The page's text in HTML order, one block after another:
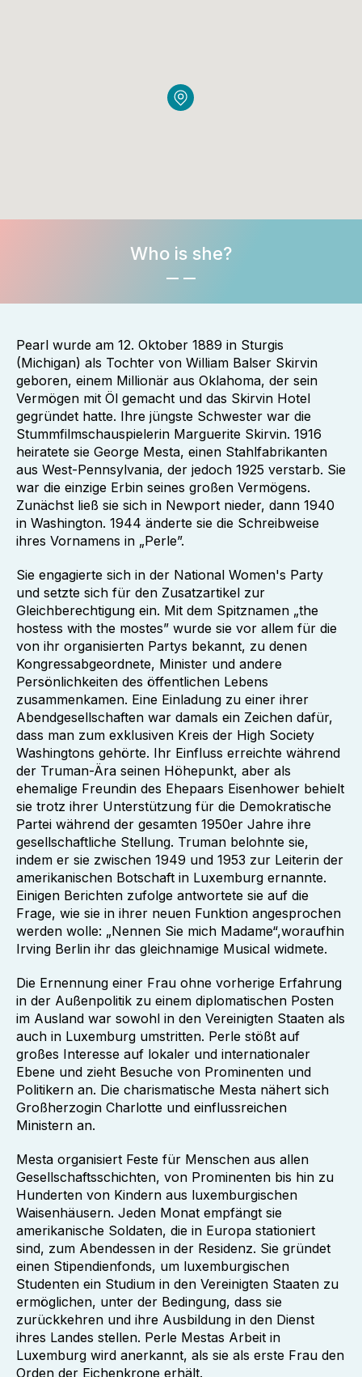
Who is she?
Pearl wurde am 12. Oktober 1889 in Sturgis
(Michigan) als Tochter von William Balser Skirvin
geboren, einem Millionär aus Oklahoma, der sein
Vermögen mit Öl gemacht und das Skirvin Hotel
gegründet hatte. Ihre jüngste Schwester war die
Stummfilmschauspielerin Marguerite Skirvin. 1916
heiratete sie George Mesta, einen Stahlfabrikanten
aus West-Pennsylvania, der jedoch 1925 verstarb. Sie
war die einzige Erbin seines großen Vermögens.
Zunächst ließ sie sich in Newport nieder, dann 1940
in Washington. 1944 änderte sie die Schreibweise
ihres Vornamens in „Perle”.
Sie engagierte sich in der National Women's Party
und setzte sich für den Zusatzartikel zur
Gleichberechtigung ein. Mit dem Spitznamen „the
hostess with the mostes” wurde sie vor allem für die
von ihr organisierten Partys bekannt, zu denen
Kongressabgeordnete, Minister und andere
Persönlichkeiten des öffentlichen Lebens
zusammenkamen. Eine Einladung zu einer ihrer
Abendgesellschaften war damals ein Zeichen dafür,
dass man zum exklusiven Kreis der High Society
Washingtons gehörte. Ihr Einfluss erreichte während
der Truman-Ära seinen Höhepunkt, aber als
ehemalige Freundin des Ehepaars Eisenhower behielt
sie trotz ihrer Unterstützung für die Demokratische
Partei während der gesamten 1950er Jahre ihre
gesellschaftliche Stellung. Truman belohnte sie,
indem er sie zwischen 1949 und 1953 zur Leiterin der
amerikanischen Botschaft in Luxemburg ernannte.
Einigen Berichten zufolge antwortete sie auf die
Frage, wie sie in ihrer neuen Funktion angesprochen
werden wolle: „Nennen Sie mich Madame“,woraufhin
Irving Berlin ihr das gleichnamige Musical widmete.
Die Ernennung einer Frau ohne vorherige Erfahrung
in der Außenpolitik zu einem diplomatischen Posten
im Ausland war sowohl in den Vereinigten Staaten als
auch in Luxemburg umstritten. Perle stößt auf
großes Interesse auf lokaler und internationaler
Ebene und zieht Besuche von Prominenten und
Politikern an. Die charismatische Mesta nähert sich
Großherzogin Charlotte und einflussreichen
Ministern an.
Mesta organisiert Feste für Menschen aus allen
Gesellschaftsschichten, von Prominenten bis hin zu
Hunderten von Kindern aus luxemburgischen
Waisenhäusern. Jeden Monat empfängt sie
amerikanische Soldaten, die in Europa stationiert
sind, zum Abendessen in der Residenz. Sie gründet
einen Stipendienfonds, um luxemburgischen
Studenten ein Studium in den Vereinigten Staaten zu
ermöglichen, unter der Bedingung, dass sie
zurückkehren und ihre Ausbildung in den Dienst
ihres Landes stellen. Perle Mestas Arbeit in
Luxemburg wird anerkannt, als sie als erste Frau den
Orden der Eichenkrone erhält.